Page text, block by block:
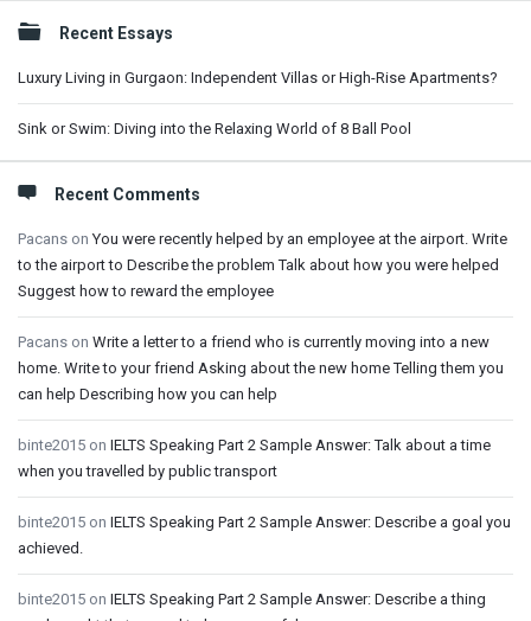
Sidebar
Recent Essays
Luxury Living in Gurgaon: Independent Villas or High-Rise Apartments?
Sink or Swim: Diving into the Relaxing World of 8 Ball Pool
Recent Comments
Pacans onYou were recently helped by an employee at the airport. Write
to the airport to Describe the problem Talk about how you were helped
Suggest how to reward the employee
Pacans on Write a letter to a friend who is currently moving into a new
home. Write to your friend Asking about the new home Telling them you
can help Describing how you can help
binte2015 on IELTS Speaking Part 2 Sample Answer: Talk about a time
when you travelled by public transport
binte2015 on IELTS Speaking Part 2 Sample Answer: Describe a goal you
achieved.
binte2015 on IELTS Speaking Part 2 Sample Answer: Describe a thing